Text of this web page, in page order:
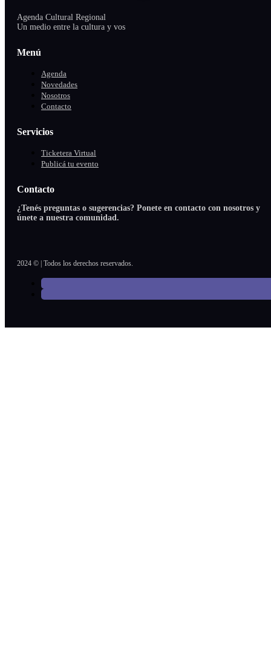
Agenda Cultural Regional
Un medio entre la cultura y vos
Menú
Agenda
Novedades
Nosotros
Contacto
Servicios
Ticketera Virtual
Publicá tu evento
Contacto
¿Tenés preguntas o sugerencias? Ponete en contacto con nosotros y
únete a nuestra comunidad.
2024 © | Todos los derechos reservados.